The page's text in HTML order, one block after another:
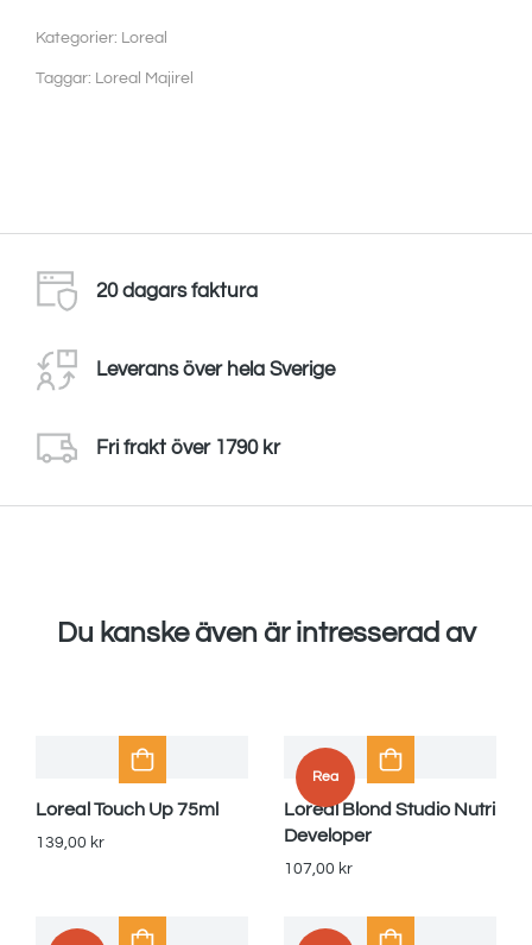
Kategorier: Loreal
Taggar: Loreal Majirel
20 dagars faktura
Leverans över hela Sverige
Fri frakt över 1790 kr
Du kanske även är intresserad av
Loreal Touch Up 75ml
139,00 kr
Rea
Loreal Blond Studio Nutri
Developer
107,00 kr